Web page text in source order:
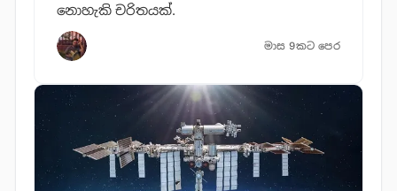
නොහැකි චරිතයක්.
මාස 9කට පෙර